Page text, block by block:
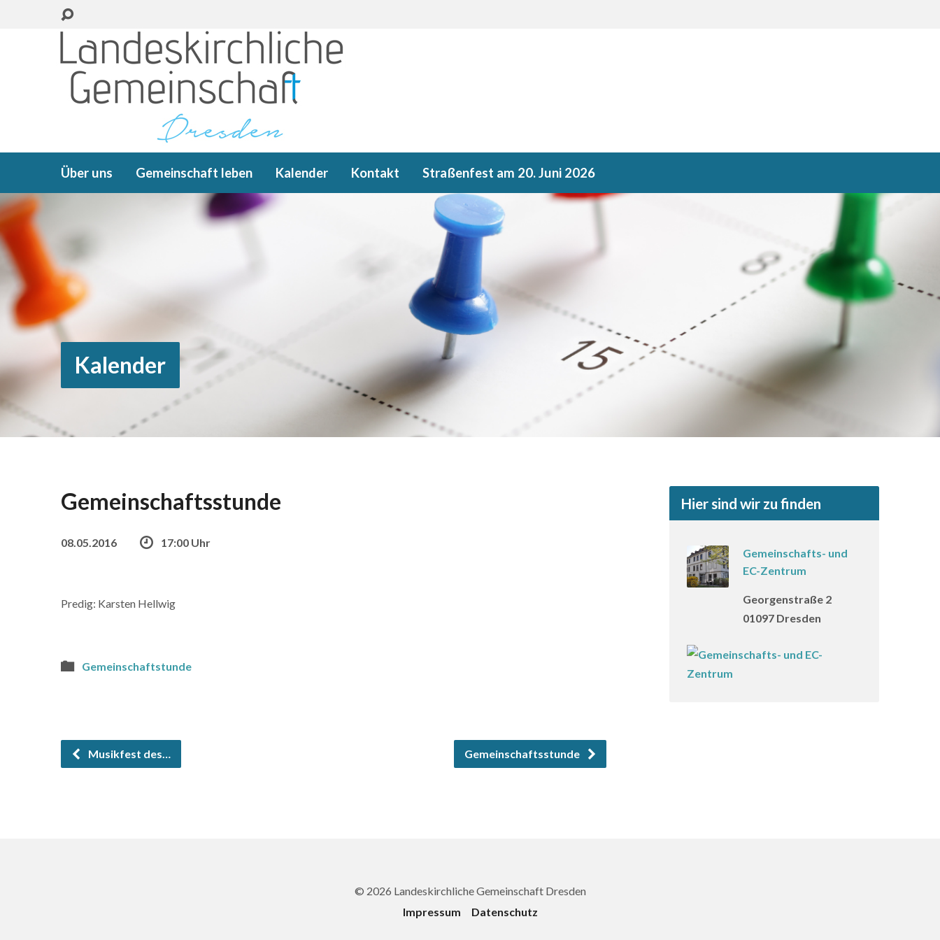
Über uns Gemeinschaft leben Kalender Kontakt Straßenfest am 20. Juni 2026
Kalender
Gemeinschaftsstunde
08.05.2016 17:00 Uhr
Predig: Karsten Hellwig
Gemeinschaftstunde
Musikfest des… Gemeinschaftsstunde
Hier sind wir zu finden
Gemeinschafts- und
EC-Zentrum
Georgenstraße 2
01097 Dresden
© 2026 Landeskirchliche Gemeinschaft Dresden
Impressum
Datenschutz